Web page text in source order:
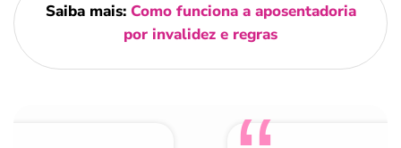
Saiba mais: Como funciona a aposentadoria
por invalidez e regras